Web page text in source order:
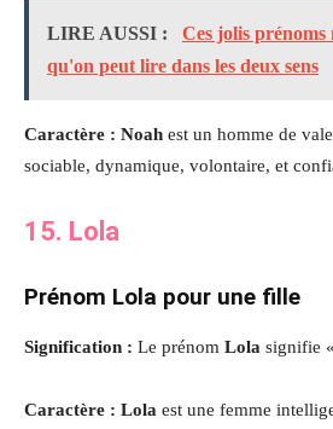
LIRE AUSSI :
Ces jolis prénoms
qu'on peut lire dans les deux sens
Caractère : Noah est un homme de
sociable, dynamique, volontaire, et
15. Lola
Prénom Lola pour une fille
Signification : Le prénom Lola signifie
Caractère : Lola est une femme